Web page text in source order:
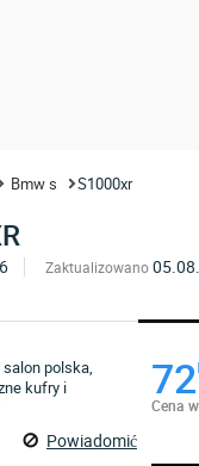
Bmw s S1000xr
Zaktualizowano
Powiadomić
Cena